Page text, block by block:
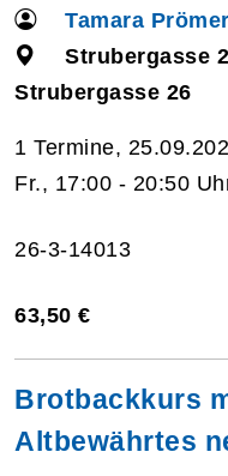
Tamara Prömer
Strubergasse
Strubergasse 26
1 Termine,
Fr., 17:00 - 20:50
26-3-14013
63,50 €
Brotbackkurs
Altbewährtes